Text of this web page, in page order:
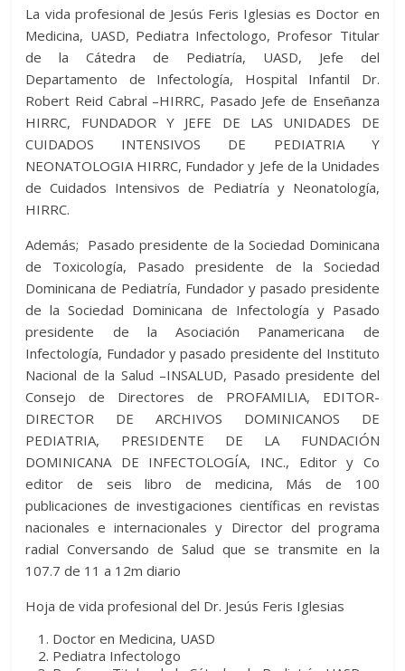
La vida profesional de Jesús Feris Iglesias es Doctor en
Medicina, UASD, Pediatra Infectologo, Profesor Titular
de la Cátedra de Pediatría, UASD, Jefe del
Departamento de Infectología, Hospital Infantil Dr.
Robert Reid Cabral –HIRRC, Pasado Jefe de Enseñanza
HIRRC, FUNDADOR Y JEFE DE LAS UNIDADES DE
CUIDADOS INTENSIVOS DE PEDIATRIA Y
NEONATOLOGIA HIRRC, Fundador y Jefe de la Unidades
de Cuidados Intensivos de Pediatría y Neonatología,
HIRRC.
Además; Pasado presidente de la Sociedad Dominicana
de Toxicología, Pasado presidente de la Sociedad
Dominicana de Pediatría, Fundador y pasado presidente
de la Sociedad Dominicana de Infectología y Pasado
presidente de la Asociación Panamericana de
Infectología, Fundador y pasado presidente del Instituto
Nacional de la Salud –INSALUD, Pasado presidente del
Consejo de Directores de PROFAMILIA, EDITOR-
DIRECTOR DE ARCHIVOS DOMINICANOS DE
PEDIATRIA, PRESIDENTE DE LA FUNDACIÓN
DOMINICANA DE INFECTOLOGÍA, INC., Editor y Co
editor de seis libro de medicina, Más de 100
publicaciones de investigaciones científicas en revistas
nacionales e internacionales y Director del programa
radial Conversando de Salud que se transmite en la
107.7 de 11 a 12m diario
Hoja de vida profesional del Dr. Jesús Feris Iglesias
Doctor en Medicina, UASD
Pediatra Infectologo